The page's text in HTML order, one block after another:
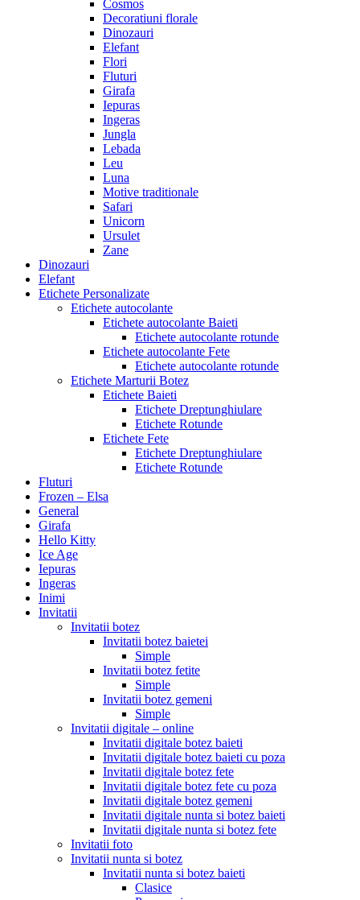
Cosmos
Decoratiuni florale
Dinozauri
Elefant
Flori
Fluturi
Girafa
Iepuras
Ingeras
Jungla
Lebada
Leu
Luna
Motive traditionale
Safari
Unicorn
Ursulet
Zane
Dinozauri
Elefant
Etichete Personalizate
Etichete autocolante
Etichete autocolante Baieti
Etichete autocolante rotunde
Etichete autocolante Fete
Etichete autocolante rotunde
Etichete Marturii Botez
Etichete Baieti
Etichete Dreptunghiulare
Etichete Rotunde
Etichete Fete
Etichete Dreptunghiulare
Etichete Rotunde
Fluturi
Frozen – Elsa
General
Girafa
Hello Kitty
Ice Age
Iepuras
Ingeras
Inimi
Invitatii
Invitatii botez
Invitatii botez baietei
Simple
Invitatii botez fetite
Simple
Invitatii botez gemeni
Simple
Invitatii digitale – online
Invitatii digitale botez baieti
Invitatii digitale botez baieti cu poza
Invitatii digitale botez fete
Invitatii digitale botez fete cu poza
Invitatii digitale botez gemeni
Invitatii digitale nunta si botez baieti
Invitatii digitale nunta si botez fete
Invitatii foto
Invitatii nunta si botez
Invitatii nunta si botez baieti
Clasice